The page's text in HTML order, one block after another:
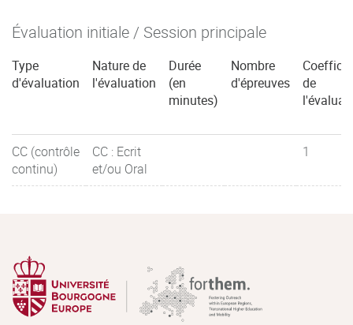
Évaluation initiale / Session principale
Type
d'évaluation
Nature de
l'évaluation
Durée
(en
minutes)
Nombre
d'épreuves
de
CC (contrôle
continu)
CC : Ecrit
et/ou Oral
1